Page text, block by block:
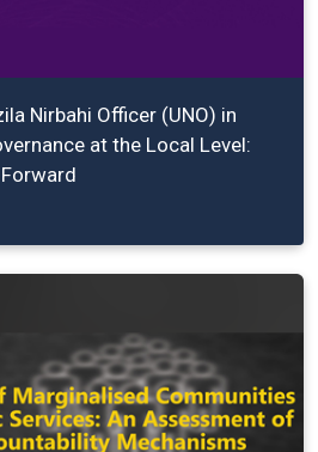
Nirbahi Officer (UNO) in
at the Local Level: